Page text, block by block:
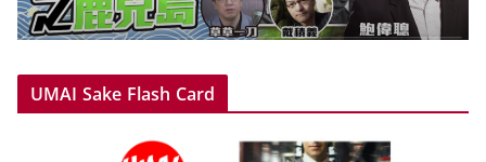
UMAI Sake Flash Card